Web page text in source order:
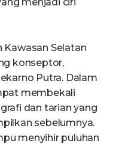
Kawasan Selatan
konseptor,
Putra. Dalam
membekali
dan tarian yang
sebelumnya.
menyihir puluhan